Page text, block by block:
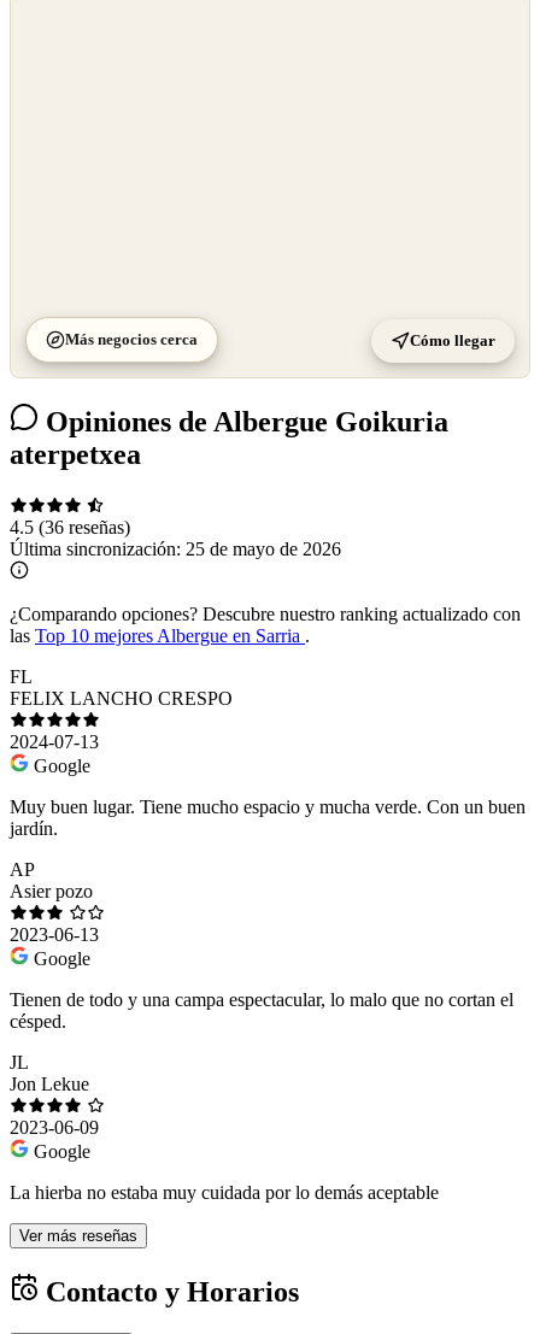
Más negocios cerca Cómo llegar
Opiniones de Albergue Goikuria
aterpetxea
4.5 (36 reseñas)
Última sincronización: 25 de mayo de 2026
¿Comparando opciones? Descubre nuestro ranking actualizado con
las Top 10 mejores Albergue en Sarria .
FL
FELIX LANCHO CRESPO
2024-07-13
Google
Muy buen lugar. Tiene mucho espacio y mucha verde. Con un buen
jardín.
AP
Asier pozo
2023-06-13
Google
Tienen de todo y una campa espectacular, lo malo que no cortan el
césped.
JL
Jon Lekue
2023-06-09
Google
La hierba no estaba muy cuidada por lo demás aceptable
Ver más reseñas
Contacto y Horarios